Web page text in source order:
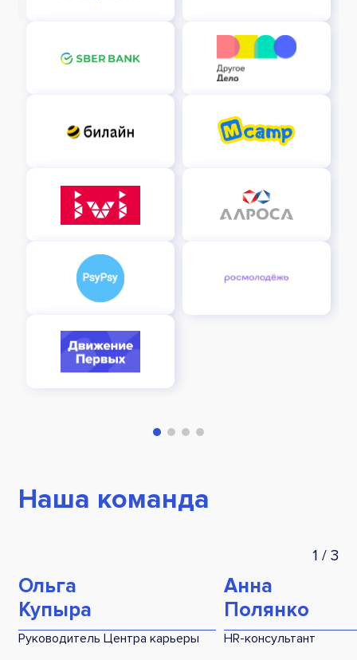
Наша команда
1 / 3
Ольга
Купыра
Руководитель Центра карьеры
Анна
Полянко
HR-консультант